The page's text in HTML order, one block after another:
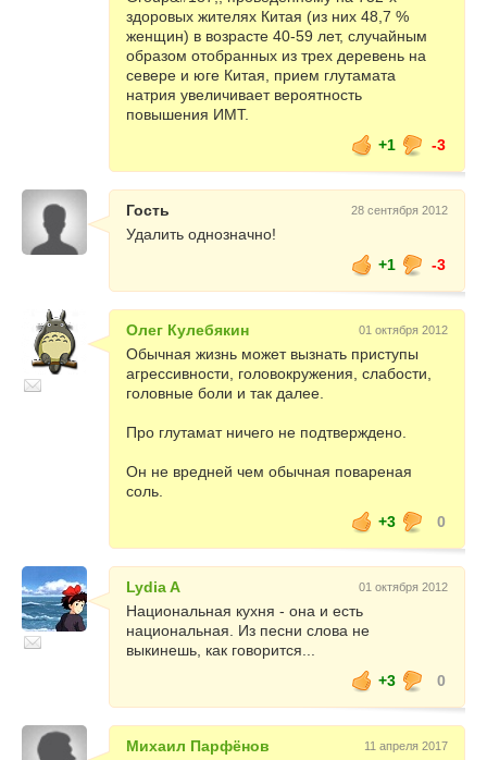
здоровых жителях Китая (из них 48,7 %
женщин) в возрасте 40-59 лет, случайным
образом отобранных из трех деревень на
севере и юге Китая, прием глутамата
натрия увеличивает вероятность
повышения ИМТ.
+1
-3
Гость 28 сентября 2012
Удалить однозначно!
+1
-3
Олег Кулебякин 01 октября 2012
Обычная жизнь может вызнать приступы
агрессивности, головокружения, слабости,
головные боли и так далее.
Про глутамат ничего не подтверждено.
Он не вредней чем обычная повареная
соль.
+3
0
Lydia A 01 октября 2012
Национальная кухня - она и есть
национальная. Из песни слова не
выкинешь, как говорится...
+3
0
Михаил Парфёнов 11 апреля 2017